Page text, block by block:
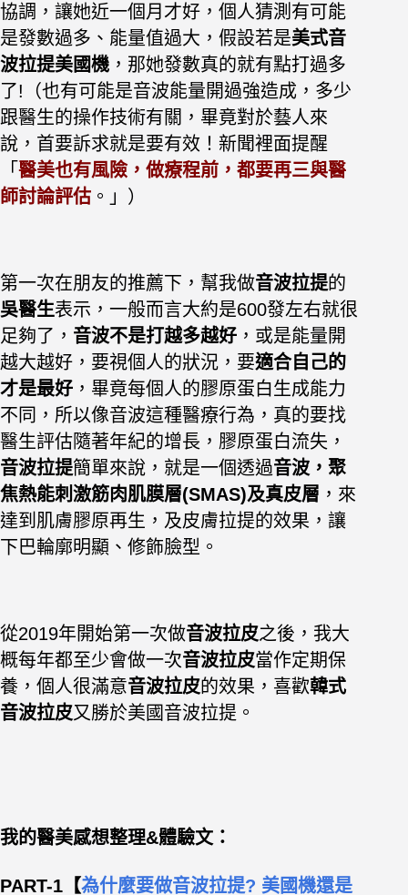
協調，讓她近一個月才好，個人猜測有可能
是發數過多、能量值過大，假設若是美式音
波拉提美國機 ，那她發數真的就有點打過多
了!（也有可能是音波能量開過強造成，多少
跟醫生的操作技術有關，畢竟對於藝人來
說，首要訴求就是要有效！新聞裡面提醒
「 醫美也有風險，做療程前，都要再三與醫
師討論評估 。」）
第一次在朋友的推薦下，幫我做音波拉提的
吳醫生表示，一般而言大約是600發左右就很
足夠了， 音波不是打越多越好 ，或是能量開
越大越好，要視個人的狀況，要適合自己的
才是最好 ，畢竟每個人的膠原蛋白生成能力
不同，所以像音波這種醫療行為，真的要找
醫生評估隨著年紀的增長，膠原蛋白流失，
音波拉提簡單來說，就是一個透過音波，聚
焦熱能刺激筋肉肌膜層(SMAS)及真皮層 ，來
達到肌膚膠原再生，及皮膚拉提的效果，讓
下巴輪廓明顯、修飾臉型。
從2019年開始第一次做音波拉皮之後，我大
概每年都至少會做一次音波拉皮當作定期保
養，個人很滿意音波拉皮的效果，喜歡韓式
音波拉皮又勝於美國音波拉提。
我的醫美感想整理&體驗文：
PART-1 【為什麼要做音波拉提? 美國機還是